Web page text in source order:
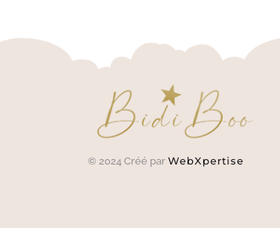
© 2024 Créé par WebXpertise